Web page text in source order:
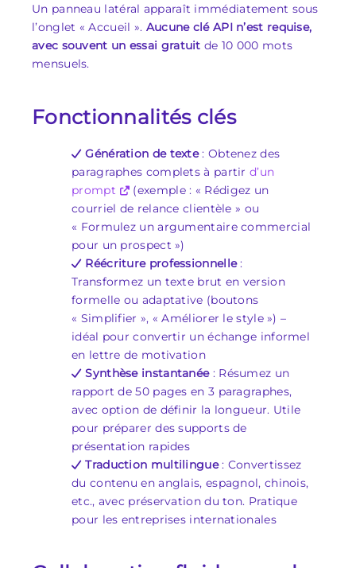
Un panneau latéral apparaît immédiatement sous
l’onglet « Accueil ». Aucune clé API n’est requise,
avec souvent un essai gratuit de 10 000 mots
mensuels.
Fonctionnalités clés
Génération de texte: Obtenez des
paragraphes complets à partird’un
prompt
(exemple : « Rédigez un
courriel de relance clientèle » ou
« Formulez un argumentaire commercial
pour un prospect »)
Réécriture professionnelle:
Transformez un texte brut en version
formelle ou adaptative (boutons
« Simplifier », « Améliorer le style ») –
idéal pour convertir un échange informel
en lettre de motivation
Synthèse instantanée: Résumez un
rapport de 50 pages en 3 paragraphes,
avec option de définir la longueur. Utile
pour préparer des supports de
présentation rapides
Traduction multilingue: Convertissez
du contenu en anglais, espagnol, chinois,
etc., avec préservation du ton. Pratique
pour les entreprises internationales